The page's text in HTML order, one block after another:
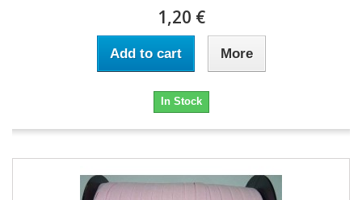
1,20 €
Add to cart More
In Stock